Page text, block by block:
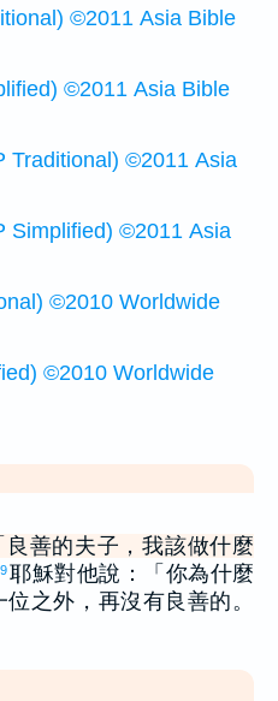
©2011 Asia Bible
©2011 Asia Bible
Traditional) ©2011 Asia
Simplified) ©2011 Asia
©2010 Worldwide
©2010 Worldwide
善的夫子，我該做什麼
耶穌對他說：「你為什麼
之外，再沒有良善的。